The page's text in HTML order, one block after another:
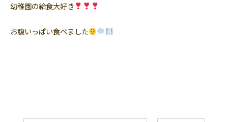
幼稚園の給食大好き
お腹いっぱい食べました